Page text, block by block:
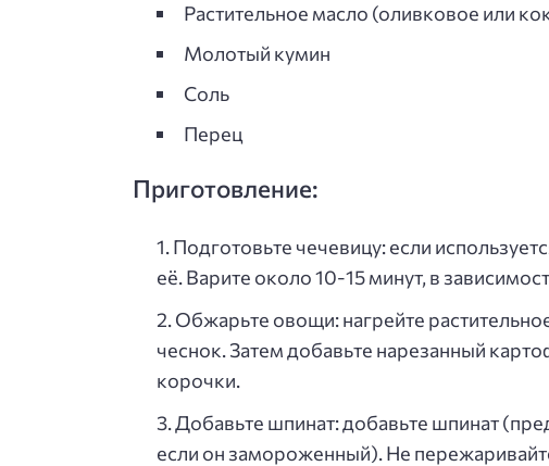
Растительное масло (оливковое или
Молотый кумин
Соль
Перец
Приготовление:
Подготовьте чечевицу: если
её. Варите около 10-15 минут, в
Обжарьте овощи: нагрейте
чеснок. Затем добавьте нарезанный
корочки.
Добавьте шпинат: добавьте шпинат
если он замороженный). Не